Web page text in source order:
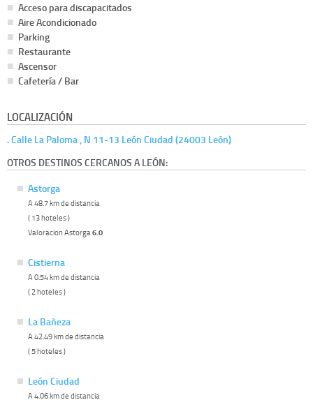
Acceso para discapacitados
Aire Acondicionado
Parking
Restaurante
Ascensor
Cafetería / Bar
LOCALIZACIÓN
. Calle La Paloma , N 11-13 León Ciudad (24003 León)
OTROS DESTINOS CERCANOS A LEÓN:
Astorga
A 48.7 km de distancia
( 13 hoteles )
Valoracion Astorga 6.0
Cistierna
A 0.54 km de distancia
( 2 hoteles )
La Bañeza
A 42.49 km de distancia
( 5 hoteles )
León Ciudad
A 4.06 km de distancia